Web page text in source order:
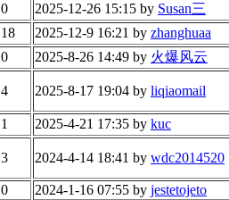
0 2025-12-26 15:15 by Susan三
18 2025-12-9 16:21 by zhanghuaa
0 2025-8-26 14:49 by 火爆风云
4 2025-8-17 19:04 by liqiaomail
1 2025-4-21 17:35 by kuc
3 2024-4-14 18:41 by wdc2014520
0 2024-1-16 07:55 by jestetojeto